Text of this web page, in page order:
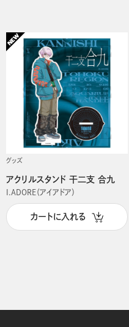
グッズ
アクリルスタンド 干二支 合九
I.ADORE（アイアドア）
カートに入れる